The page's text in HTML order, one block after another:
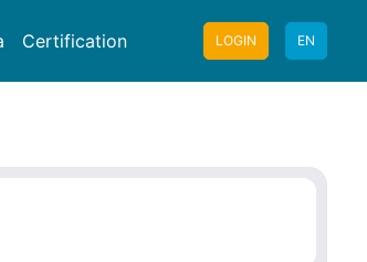
Certification LOGIN EN